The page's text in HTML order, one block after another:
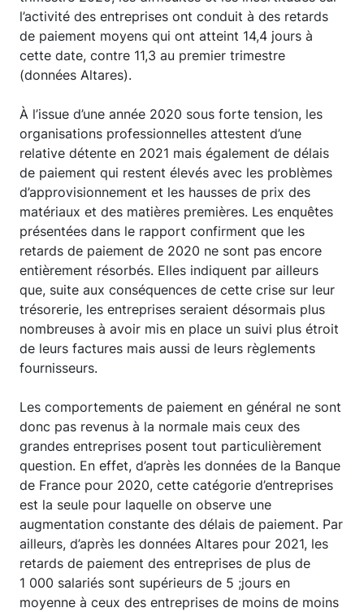
l’activité des entreprises ont conduit à des retards
de paiement moyens qui ont atteint 14,4 jours à
cette date, contre 11,3 au premier trimestre
(données Altares).
À l’issue d’une année 2020 sous forte tension, les
organisations professionnelles attestent d’une
relative détente en 2021 mais également de délais
de paiement qui restent élevés avec les problèmes
d’approvisionnement et les hausses de prix des
matériaux et des matières premières. Les enquêtes
présentées dans le rapport confirment que les
retards de paiement de 2020 ne sont pas encore
entièrement résorbés. Elles indiquent par ailleurs
que, suite aux conséquences de cette crise sur leur
trésorerie, les entreprises seraient désormais plus
nombreuses à avoir mis en place un suivi plus étroit
de leurs factures mais aussi de leurs règlements
fournisseurs.
Les comportements de paiement en général ne sont
donc pas revenus à la normale mais ceux des
grandes entreprises posent tout particulièrement
question. En effet, d’après les données de la Banque
de France pour 2020, cette catégorie d’entreprises
est la seule pour laquelle on observe une
augmentation constante des délais de paiement. Par
ailleurs, d’après les données Altares pour 2021, les
retards de paiement des entreprises de plus de
1 000 salariés sont supérieurs de 5 ;jours en
moyenne à ceux des entreprises de moins de moins